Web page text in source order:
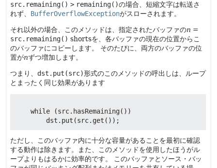
src.remaining() > remaining()の場合、短縮文字は転送さ
れず、 BufferOverflowExceptionがスローされます。
それ以外の場合、このメソッドは、指定されたバッファのn =
src.remaining() shortsを、各バッファの現在の位置からこ
のバッファにコピーします。
そのたびに、両方のバッファの位
置がnずつ増加します。
つまり、 dst.put(src)形式のこのメソッドの呼出しは、ループ
とまったく同じ効果があります
    while (src.hasRemaining())
ただし、このバッファ内に十分な容量があることを最初に確認
する動作は除きます。また、このメソッドを使用したほうがル
ープよりもはるかに効率的です。
このバッファとソース・バッ